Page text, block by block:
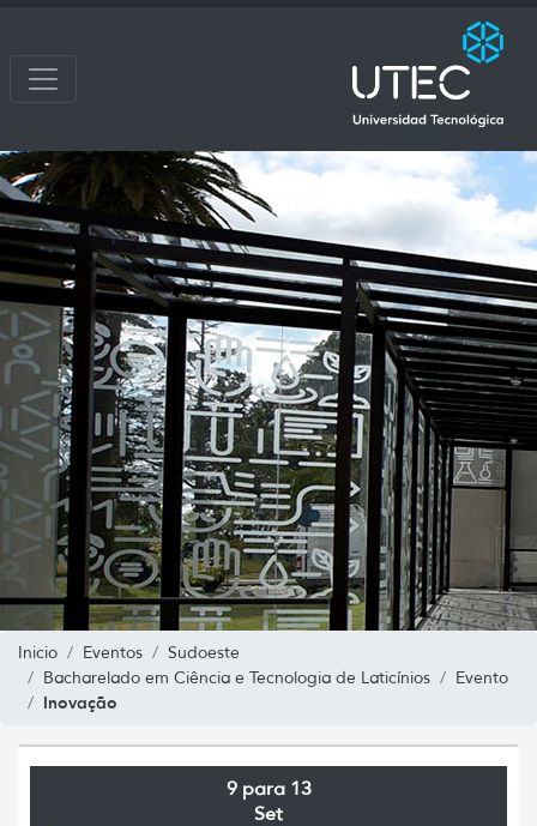
Inicio Eventos
Sudoeste
Bacharelado em Ciência e Tecnologia de Laticínios
Evento
Inovação
9 para 13
Set